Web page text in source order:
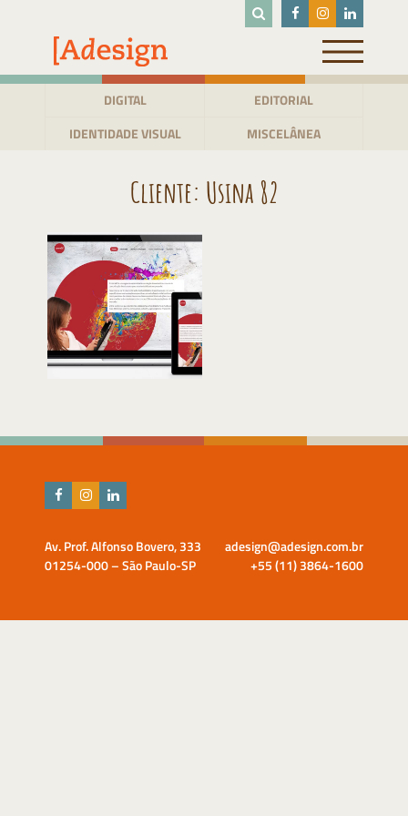
conteúdo
DIGITAL
EDITORIAL
IDENTIDADE VISUAL
MISCELÂNEA
Cliente: Usina 82
Av. Prof. Alfonso Bovero, 333
01254-000 – São Paulo-SP
adesign@adesign.com.br
+55 (11) 3864-1600